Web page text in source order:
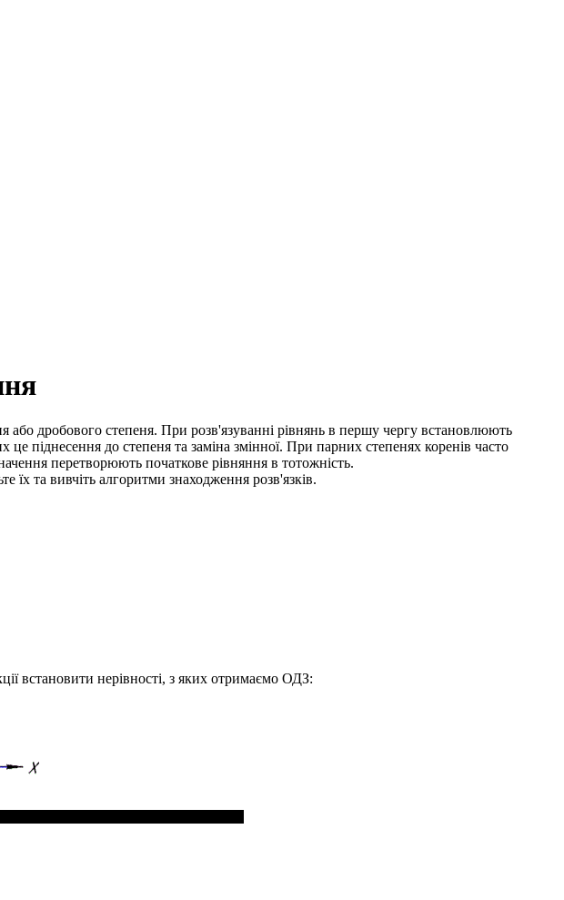
або дробового степеня. При розв'язуванні рівнянь в першу чергу встановлюють
піднесення до степеня та заміна змінної. При парних степенях коренів часто
перетворюють початкове рівняння в тотожність.
їх та вивчіть алгоритми знаходження розв'язків.
встановити нерівності, з яких отримаємо ОДЗ: